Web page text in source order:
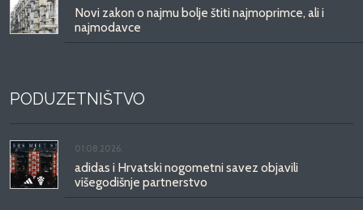
Novi zakon o najmu bolje štiti najmoprimce, ali i
najmodavce
PODUZETNIŠTVO
01.08.2026.
adidas i Hrvatski nogometni savez objavili
višegodišnje partnerstvo